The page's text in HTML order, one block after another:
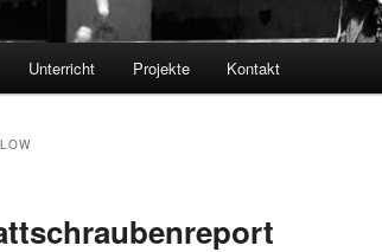
Unterricht Projekte Kontakt